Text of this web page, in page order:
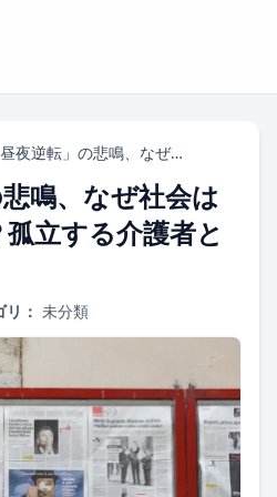
「昼夜逆転」の悲鳴、なぜ社会は届かなかった？孤立する介護者と細る命の物語
悲鳴、なぜ社会は
立する介護者と
： 未分類